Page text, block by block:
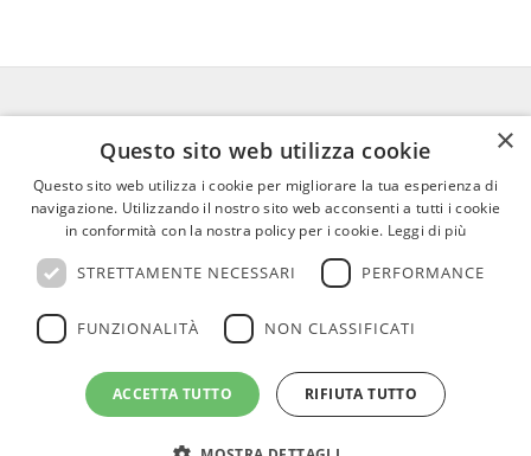
FEDERICO MOTTA EDITORE
02 300761– info@mottaeditore.it–
08233380966 – Cap.Soc. € 1.000.000 I.V. –
REA MI 2011580
×
Questo sito web utilizza cookie
Questo sito web utilizza i cookie per migliorare la tua esperienza di
navigazione. Utilizzando il nostro sito web acconsenti a tutti i cookie
in conformità con la nostra policy per i cookie. Leggi di più
STRETTAMENTE NECESSARI PERFORMANCE
FUNZIONALITÀ NON CLASSIFICATI
ACCETTA TUTTO RIFIUTA TUTTO